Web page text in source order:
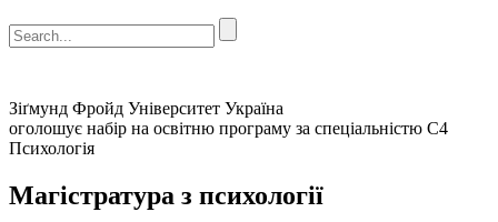
Зіґмунд Фройд Університет Україна
оголошує набір на освітню програму за спеціальністю С4
Психологія
Магістратура з психології